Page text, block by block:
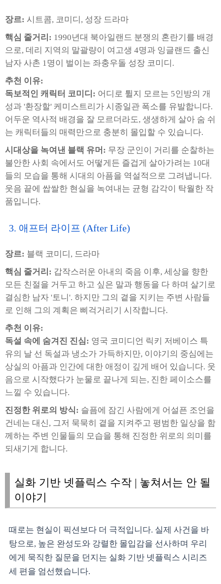
장르: 시트콤, 코미디, 성장 드라마
핵심 줄거리: 1990년대 북아일랜드 분쟁의 혼란기를 배경
으로, 데리 지역의 말괄량이 여고생 4명과 잉글랜드 출신
남자 사촌 1명이 벌이는 좌충우돌 성장 코미디.
추천 이유:
독보적인 캐릭터 코미디: 어디로 튈지 모르는 5인방의 개
성과 '환장할' 케미스트리가 시종일관 폭소를 유발합니다.
어두운 역사적 배경을 잘 모르더라도, 생생하게 살아 숨 쉬
는 캐릭터들의 매력만으로 충분히 몰입할 수 있습니다.
시대상을 녹여낸 블랙 유머: 무장 군인이 거리를 순찰하는
불안한 사회 속에서도 어떻게든 즐겁게 살아가려는 10대
들의 모습을 통해 시대의 아픔을 역설적으로 그려냅니다.
웃음 끝에 쌉쌀한 현실을 녹여내는 균형 감각이 탁월한 작
품입니다.
3. 애프터 라이프 (After Life)
장르: 블랙 코미디, 드라마
핵심 줄거리: 갑작스러운 아내의 죽음 이후, 세상을 향한
모든 친절을 거두고 하고 싶은 말과 행동을 다 하며 살기로
결심한 남자 '토니'. 하지만 그의 곁을 지키는 주변 사람들
로 인해 그의 계획은 삐걱거리기 시작합니다.
추천 이유:
독설 속에 숨겨진 진심: 영국 코미디언 릭키 저베이스 특
유의 날 선 독설과 냉소가 가득하지만, 이야기의 중심에는
상실의 아픔과 인간에 대한 애정이 깊게 배어 있습니다. 웃
음으로 시작했다가 눈물로 끝나게 되는, 진한 페이소스를
느낄 수 있습니다.
진정한 위로의 방식: 슬픔에 잠긴 사람에게 어설픈 조언을
건네는 대신, 그저 묵묵히 곁을 지켜주고 평범한 일상을 함
께하는 주변 인물들의 모습을 통해 진정한 위로의 의미를
되새기게 합니다.
실화 기반 넷플릭스 수작 | 놓쳐서는 안 될
이야기
때로는 현실이 픽션보다 더 극적입니다. 실제 사건을 바
탕으로, 높은 완성도와 강렬한 몰입감을 선사하며 우리
에게 묵직한 질문을 던지는 실화 기반 넷플릭스 시리즈
세 편을 엄선했습니다.